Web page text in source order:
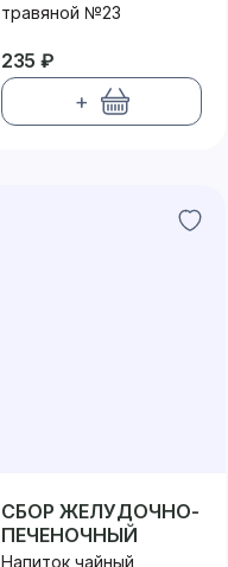
травяной №23
235 ₽
+
СБОР ЖЕЛУДОЧНО-
ПЕЧЕНОЧНЫЙ
Напиток чайный